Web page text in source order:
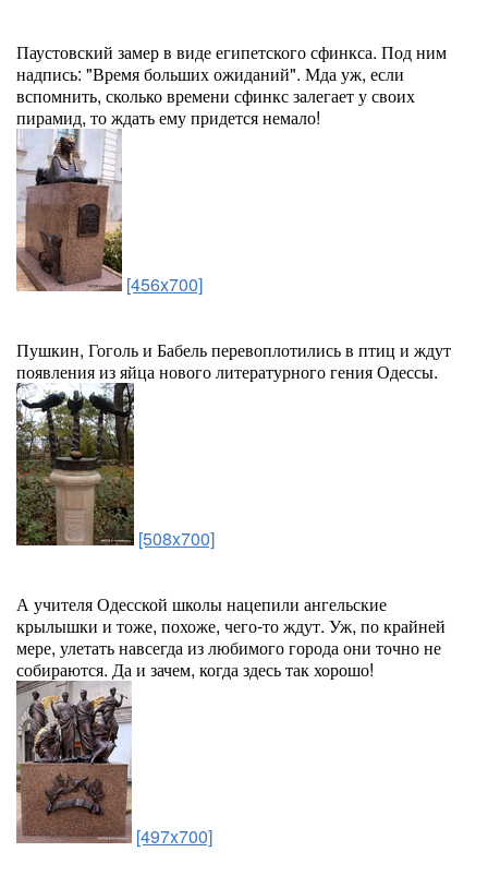
Паустовский замер в виде египетского сфинкса. Под ним
надпись: "Время больших ожиданий". Мда уж, если
вспомнить, сколько времени сфинкс залегает у своих
пирамид, то ждать ему придется немало!
[456x700]
Пушкин, Гоголь и Бабель перевоплотились в птиц и ждут
появления из яйца нового литературного гения Одессы.
[508x700]
А учителя Одесской школы нацепили ангельские
крылышки и тоже, похоже, чего-то ждут. Уж, по крайней
мере, улетать навсегда из любимого города они точно не
собираются. Да и зачем, когда здесь так хорошо!
[497x700]